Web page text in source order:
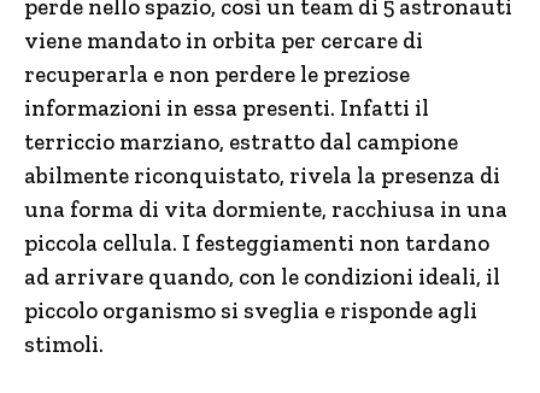
perde nello spazio, così un team di 5 astronauti
viene mandato in orbita per cercare di
recuperarla e non perdere le preziose
informazioni in essa presenti. Infatti il
terriccio marziano, estratto dal campione
abilmente riconquistato, rivela la presenza di
una forma di vita dormiente, racchiusa in una
piccola cellula. I festeggiamenti non tardano
ad arrivare quando, con le condizioni ideali, il
piccolo organismo si sveglia e risponde agli
stimoli.